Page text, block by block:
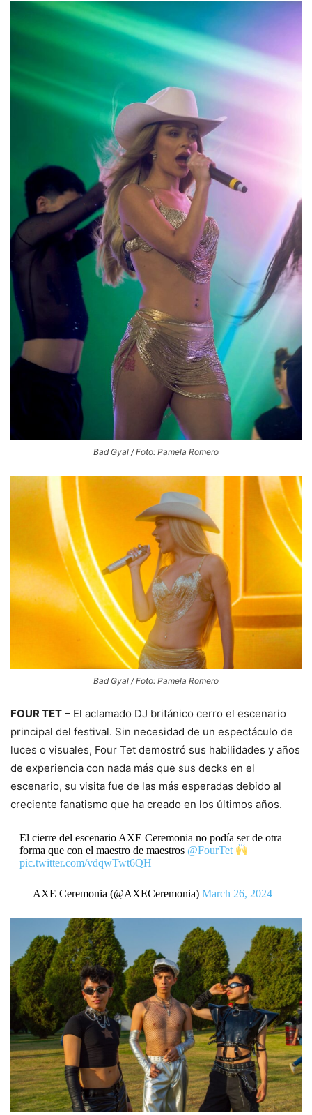
Bad Gyal / Foto: Pamela Romero
Bad Gyal / Foto: Pamela Romero
FOUR TET – El aclamado DJ británico cerro el escenario
principal del festival. Sin necesidad de un espectáculo de
luces o visuales, Four Tet demostró sus habilidades y años
de experiencia con nada más que sus decks en el
escenario, su visita fue de las más esperadas debido al
creciente fanatismo que ha creado en los últimos años.
El cierre del escenario AXE Ceremonia no podía ser de otra
forma que con el maestro de maestros @FourTet
pic.twitter.com/vdqwTwt6QH
— AXE Ceremonia (@AXECeremonia) March 26, 2024